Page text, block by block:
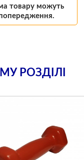
товару можуть
РОЗДІЛІ